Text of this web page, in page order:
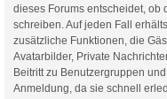
dieses Forums entscheidet, ob
schreiben. Auf jeden Fall
zusätzliche Funktionen, die
Avatarbilder, Private
Beitritt zu Benutzergruppen
Anmeldung, da sie schnell